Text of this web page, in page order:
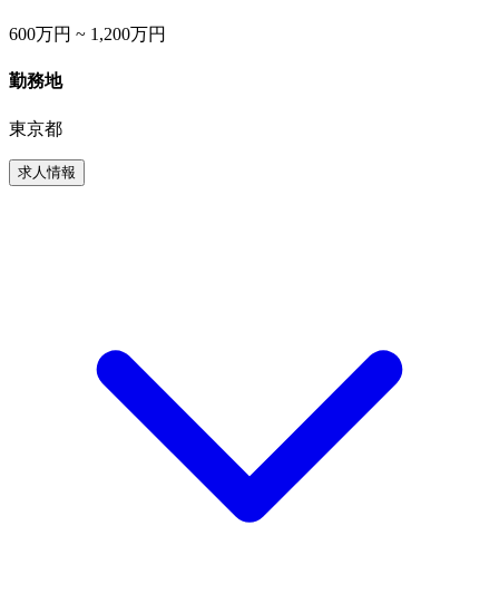
600万円 ~ 1,200万円
勤務地
東京都
求人情報